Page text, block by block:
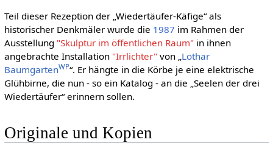
Teil dieser Rezeption der „Wiedertäufer-Käfige“ als
historischer Denkmäler wurde die 1987 im Rahmen der
Ausstellung "Skulptur im öffentlichen Raum"in ihnen
angebrachte Installation "Irrlichter"von „ Lothar
BaumgartenWP“. Er hängte in die Körbe je eine elektrische
Glühbirne, die nun - so ein Katalog - an die „Seelen der drei
Wiedertäufer“ erinnern sollen.
Originale und Kopien